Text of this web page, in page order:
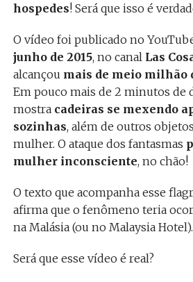
hospedes! Será que isso é
O vídeo foi publicado no
junho de 2015, no canal Las
alcançou mais de meio milhão
Em pouco mais de 2 minutos de
mostra cadeiras se mexendo
sozinhas, além de outros
mulher. O ataque dos fantasmas
mulher inconsciente, no chão!
O texto que acompanha esse
afirma que o fenômeno teria
na Malásia (ou no Malaysia Hotel).
Será que esse vídeo é real?